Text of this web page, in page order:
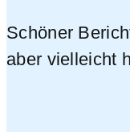
Schöner
aber vielleicht